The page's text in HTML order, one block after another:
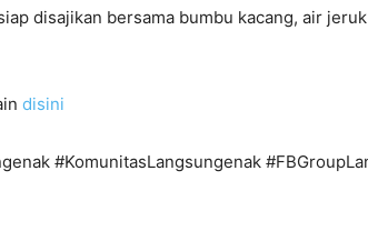
disajikan bersama bumbu kacang, air
disini
#KomunitasLangsungenak